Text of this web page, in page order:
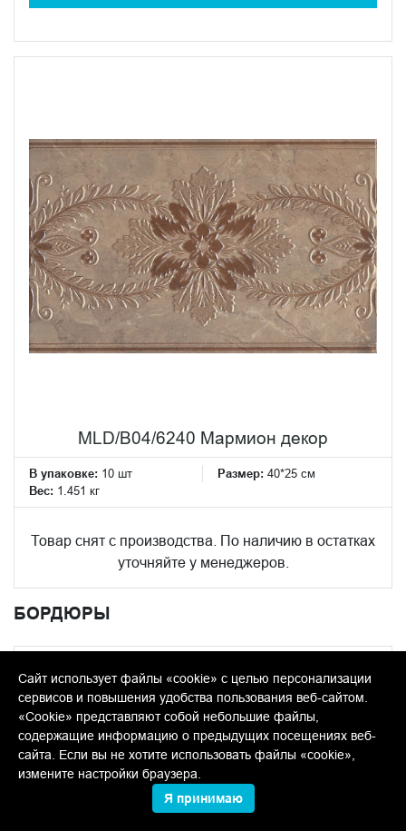
MLD/B04/6240 Мармион декор
В упаковке: 10 шт Размер: 40*25 см
Вес: 1.451 кг
Товар снят с производства. По наличию в остатках
уточняйте у менеджеров.
БОРДЮРЫ
Сайт использует файлы «cookie» с целью персонализации
сервисов и повышения удобства пользования веб-сайтом.
«Cookie» представляют собой небольшие файлы,
содержащие информацию о предыдущих посещениях веб-
сайта. Если вы не хотите использовать файлы «cookie»,
измените настройки браузера.
Я принимаю